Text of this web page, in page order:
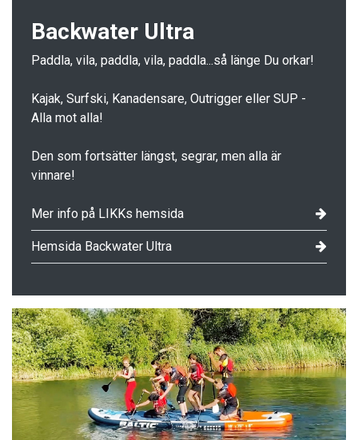
Backwater Ultra
Paddla, vila, paddla, vila, paddla...så länge Du orkar!
Kajak, Surfski, Kanadensare, Outrigger eller SUP -
Alla mot alla!
Den som fortsätter längst, segrar, men alla är
vinnare!
Mer info på LIKKs hemsida
Hemsida Backwater Ultra